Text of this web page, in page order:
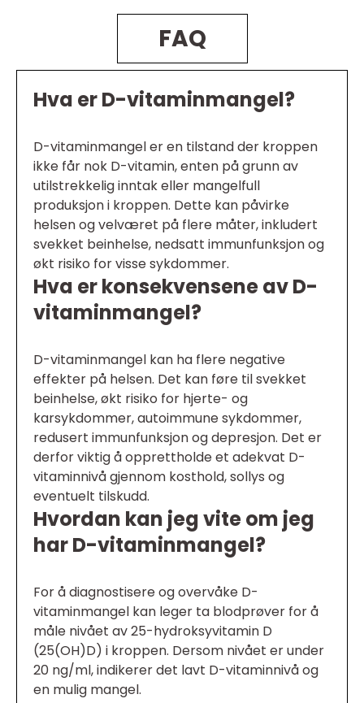
FAQ
Hva er D-vitaminmangel?
D-vitaminmangel er en tilstand der kroppen
ikke får nok D-vitamin, enten på grunn av
utilstrekkelig inntak eller mangelfull
produksjon i kroppen. Dette kan påvirke
helsen og velværet på flere måter, inkludert
svekket beinhelse, nedsatt immunfunksjon og
økt risiko for visse sykdommer.
Hva er konsekvensene av D-
vitaminmangel?
D-vitaminmangel kan ha flere negative
effekter på helsen. Det kan føre til svekket
beinhelse, økt risiko for hjerte- og
karsykdommer, autoimmune sykdommer,
redusert immunfunksjon og depresjon. Det er
derfor viktig å opprettholde et adekvat D-
vitaminnivå gjennom kosthold, sollys og
eventuelt tilskudd.
Hvordan kan jeg vite om jeg
har D-vitaminmangel?
For å diagnostisere og overvåke D-
vitaminmangel kan leger ta blodprøver for å
måle nivået av 25-hydroksyvitamin D
(25(OH)D) i kroppen. Dersom nivået er under
20 ng/ml, indikerer det lavt D-vitaminnivå og
en mulig mangel.